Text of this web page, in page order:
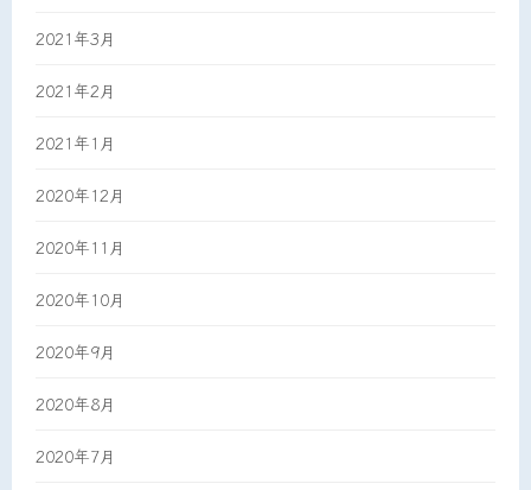
2021年3月
2021年2月
2021年1月
2020年12月
2020年11月
2020年10月
2020年9月
2020年8月
2020年7月